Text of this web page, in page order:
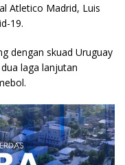
Atletico Madrid, Luis
19.
dengan skuad Uruguay
laga lanjutan